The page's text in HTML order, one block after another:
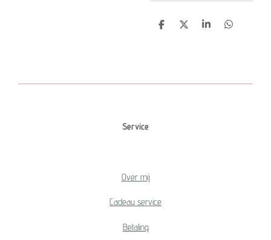
D
D
S
D
Service
Over mij
Cadeau service
Betaling